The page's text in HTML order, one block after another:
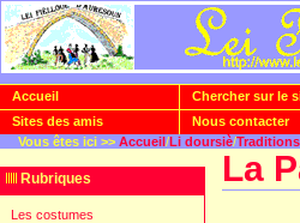
Accueil Chercher sur le
Sites des amis
Nous contacter
Vous êtes ici >> Accueil/Li doursiè/
Rubriques
Les costumes
La